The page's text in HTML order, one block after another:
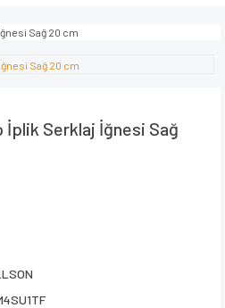
İplik Serklaj İğnesi Sağ